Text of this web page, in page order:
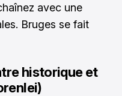
avec une
Bruges se fait
historique et